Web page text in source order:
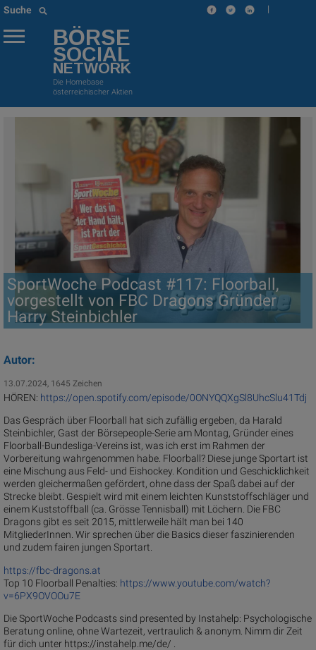
Suche |
BÖRSE
SOCIAL
NETWORK
Die Homebase
österreichischer Aktien
SportWoche Podcast #117: Floorball,
vorgestellt von FBC Dragons Gründer
Harry Steinbichler
Autor:
13.07.2024, 1645 Zeichen
HÖREN: https://open.spotify.com/episode/0ONYQQXgSl8UhcSlu41Tdj
Das Gespräch über Floorball hat sich zufällig ergeben, da Harald
Steinbichler, Gast der Börsepeople-Serie am Montag, Gründer eines
Floorball-Bundesliga-Vereins ist, was ich erst im Rahmen der
Vorbereitung wahrgenommen habe. Floorball? Diese junge Sportart ist
eine Mischung aus Feld- und Eishockey. Kondition und Geschicklichkeit
werden gleichermaßen gefördert, ohne dass der Spaß dabei auf der
Strecke bleibt. Gespielt wird mit einem leichten Kunststoffschläger und
einem Kuststoffball (ca. Grösse Tennisball) mit Löchern. Die FBC
Dragons gibt es seit 2015, mittlerweile hält man bei 140
MitgliederInnen. Wir sprechen über die Basics dieser faszinierenden
und zudem fairen jungen Sportart.
https://fbc-dragons.at
Top 10 Floorball Penalties: https://www.youtube.com/watch?
v=6PX9OVOOu7E
Die SportWoche Podcasts sind presented by Instahelp: Psychologische
Beratung online, ohne Wartezeit, vertraulich & anonym. Nimm dir Zeit
für dich unter https://instahelp.me/de/ .